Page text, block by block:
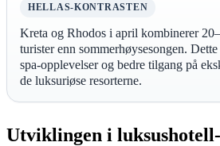
HELLAS-KONTRASTEN
Kreta og Rhodos i april kombinerer
turister enn sommerhøysesongen.
spa-opplevelser og bedre tilgang på
de luksuriøse resorterne.
Utviklingen i